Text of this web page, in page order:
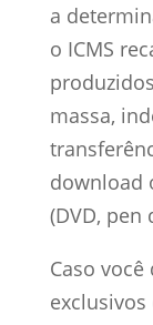
a
o ICMS
massa,
download
(DVD, pen
Caso